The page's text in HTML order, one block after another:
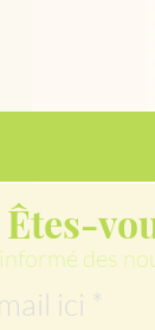
Êtes-
des
ici